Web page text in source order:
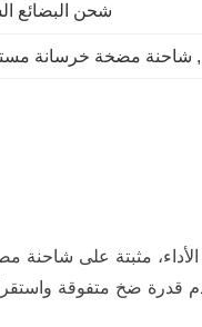
شحن البضائع
, شاحنة مضخة خرسانة
مثبتة على شاحنة
قدرة ضخ متفوقة